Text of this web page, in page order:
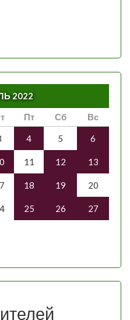
2022
Пт Сб Вс
4 5 6
11 12 13
18 19 20
25 26 27